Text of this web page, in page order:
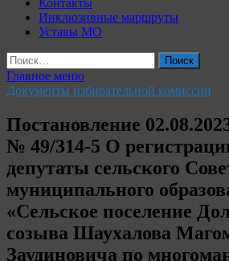
Контакты
Инклюзивные маршруты
Уставы МО
Найти:
Главное меню
Документы избирательной комиссии
Постановление
№ 49/314-5 О
депутаты сельского
муниципального
«Сельское поселение
созыва Шаухалова
Заудиновича по